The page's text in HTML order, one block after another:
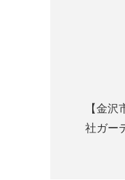
【金
社ガー